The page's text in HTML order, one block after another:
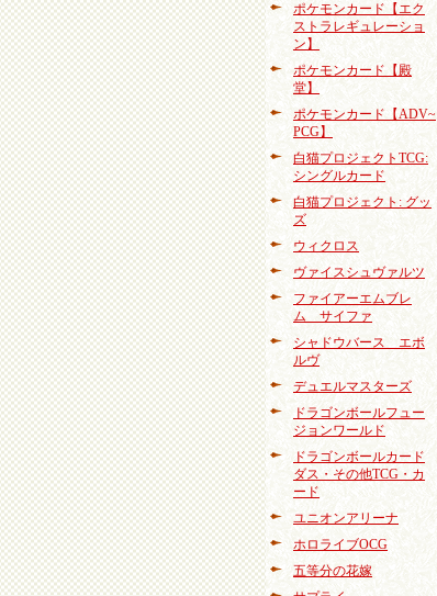
ポケモンカード【エク
ストラレギュレーショ
ン】
ポケモンカード【殿
堂】
ポケモンカード【ADV~
PCG】
白猫プロジェクトTCG:
シングルカード
白猫プロジェクト: グッ
ズ
ウィクロス
ヴァイスシュヴァルツ
ファイアーエムブレ
ム サイファ
シャドウバース エボ
ルヴ
デュエルマスターズ
ドラゴンボールフュー
ジョンワールド
ドラゴンボールカード
ダス・その他TCG・カ
ード
ユニオンアリーナ
ホロライブOCG
五等分の花嫁